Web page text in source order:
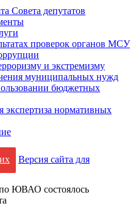
Совета депутатов
проверок органов МСУ
и экстремизму
муниципальных нужд
бюджетных
экспертиза нормативных
Версия сайта для
ЮВАО состоялось